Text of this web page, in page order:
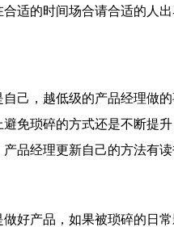
适的时间场合请合适的人
，越低级的产品经理做的
免琐碎的方式还是不断提
产品经理更新自己的方法有
产品，如果被琐碎的日常